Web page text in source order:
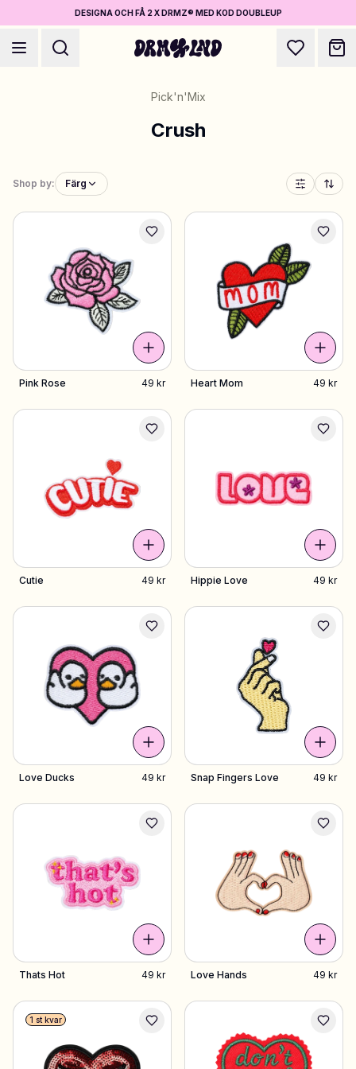
DESIGNA OCH FÅ 2 X DRMZ® MED KOD DOUBLEUP
Designa Accessoarer
Mobilskal, väskor, laptops & mer
Shoppa DRMZ®
Välj och blanda – hundratals unika stick-ons
Designa Smycken
Halsband, armband, bag chains & mer
Massor av berlocker. Hitta dina favoriter.
Alla produkter
Presenter
Mina designs Mina ordrar
Pick'n'Mix
Crush
Shop by: Färg
Pink Rose 49 kr Heart Mom 49 kr
Cutie 49 kr Hippie Love 49 kr
Love Ducks 49 kr Snap Fingers Love 49 kr
Thats Hot 49 kr Love Hands 49 kr
1 st kvar